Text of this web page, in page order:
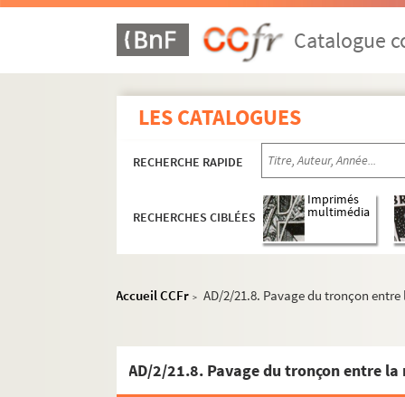
Catalogue
LES CATALOGUES
RECHERCHE RAPIDE
RECHERCHES CIBLÉES
Imprimés
multimédia
Accueil CCFr > AD/2/21.8. Pavage du tronçon